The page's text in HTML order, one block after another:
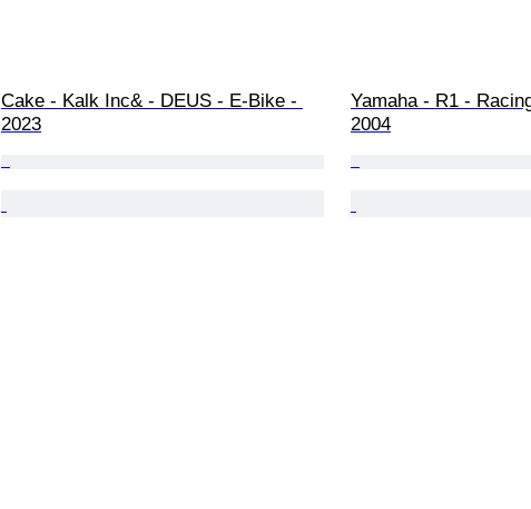
Cake - Kalk Inc& - DEUS - E-Bike -
2023
Yamaha - R1 -
2004